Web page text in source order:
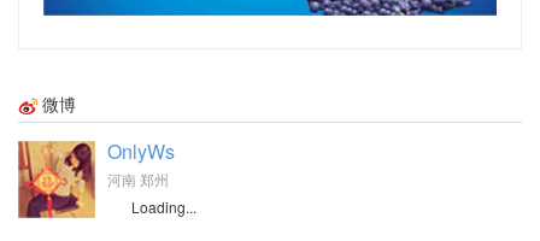
微博
OnlyWs
河南 郑州
Loading...